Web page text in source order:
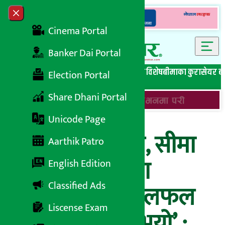
Skip to content
Close menu
Cinema Portal
Banker Dai Portal
Election Portal
Share Dhani Portal
Unicode Page
Aarthik Patro
English Edition
Classified Ads
Liscense Exam
सबै समाचारबेथिति मुर्दाबादबैंकिङ विशेष लघुवित्त विशेषबीमाका कुरासेयर
‘व्यापार, जलस्रोत, सीमा
विवादका विषयमा
भारतसँग स्पष्ट छलफल